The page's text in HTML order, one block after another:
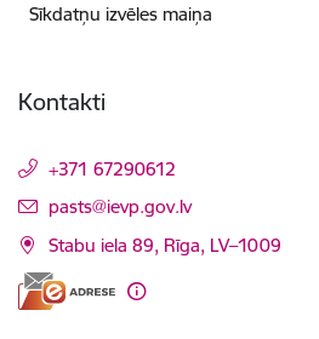
Sīkdatņu izvēles maiņa
Kontakti
+371 67290612
E-pasts:
pasts@ievp.gov.lv
Stabu iela 89, Rīga, LV–1009